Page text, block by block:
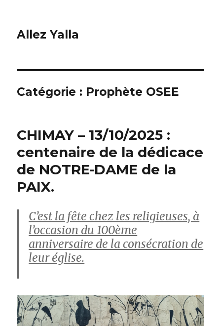
Allez Yalla
Catégorie : Prophète OSEE
CHIMAY – 13/10/2025 :
centenaire de la dédicace
de NOTRE-DAME de la
PAIX.
C’est la fête chez les religieuses, à
l’occasion du 100ème
anniversaire de la consécration de
leur église.